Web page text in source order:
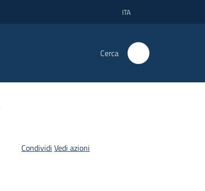
ITA
Cerca
Condividi Vedi azioni